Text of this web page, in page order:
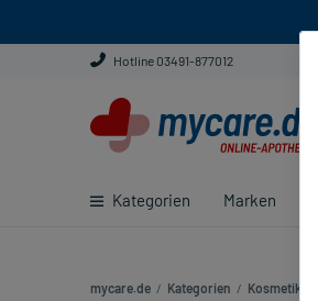
Hotline 03491-877012
Kategorien Marken
mycare.de / Kategorien / Kosmetik